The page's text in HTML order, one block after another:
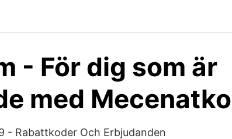
- För dig som är
med
- Rabattkoder Och Erbjudanden